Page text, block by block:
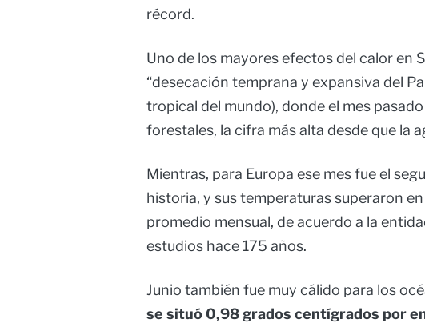
récord.
Uno de los mayores efectos del calor en
“desecación temprana y expansiva del
tropical del mundo), donde el mes
forestales, la cifra más alta desde que la
Mientras, para Europa ese mes fue el
historia, y sus temperaturas superaron
promedio mensual, de acuerdo a la
estudios hace 175 años.
Junio también fue muy cálido para los
se situó 0,98 grados centígrados por